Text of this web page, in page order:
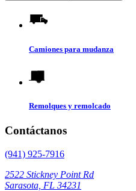
Camiones para mudanza
Remolques y remolcado
Contáctanos
(941) 925-7916
2522 Stickney Point Rd
Sarasota, FL 34231